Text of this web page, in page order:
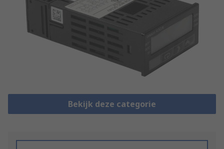
Bekijk deze categorie